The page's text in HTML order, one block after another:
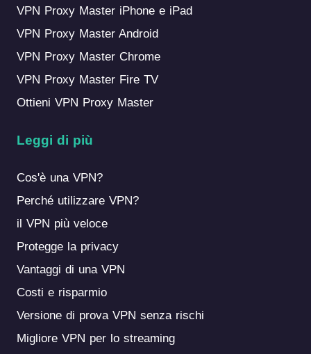
VPN Proxy Master iPhone e iPad
VPN Proxy Master Android
VPN Proxy Master Chrome
VPN Proxy Master Fire TV
Ottieni VPN Proxy Master
Leggi di più
Cos'è una VPN?
Perché utilizzare VPN?
il VPN più veloce
Protegge la privacy
Vantaggi di una VPN
Costi e risparmio
Versione di prova VPN senza rischi
Migliore VPN per lo streaming